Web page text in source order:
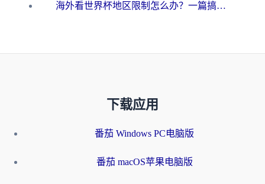
海外看世界杯地区限制怎么办？一篇搞定咪咕视频播放+国内资源无缝访问指南
下载应用
番茄 Windows PC电脑版
番茄 macOS苹果电脑版